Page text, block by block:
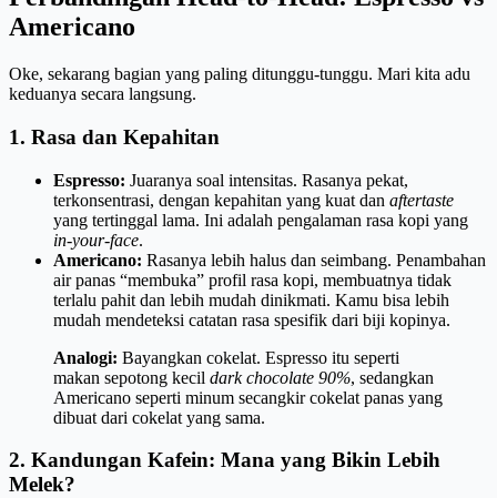
Americano
Oke, sekarang bagian yang paling ditunggu-tunggu. Mari kita adu
keduanya secara langsung.
1. Rasa dan Kepahitan
Espresso: Juaranya soal intensitas. Rasanya pekat,
terkonsentrasi, dengan kepahitan yang kuat dan aftertaste
yang tertinggal lama. Ini adalah pengalaman rasa kopi yang
in-your-face.
Americano: Rasanya lebih halus dan seimbang. Penambahan
air panas “membuka” profil rasa kopi, membuatnya tidak
terlalu pahit dan lebih mudah dinikmati. Kamu bisa lebih
mudah mendeteksi catatan rasa spesifik dari biji kopinya.
Analogi: Bayangkan cokelat. Espresso itu seperti
makan sepotong kecil dark chocolate 90%, sedangkan
Americano seperti minum secangkir cokelat panas yang
dibuat dari cokelat yang sama.
2. Kandungan Kafein: Mana yang Bikin Lebih
Melek?